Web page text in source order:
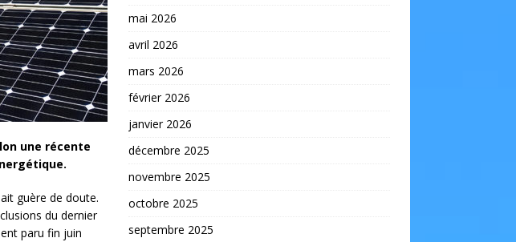
une récente
guère de doute.
du dernier
paru fin juin
mai 2026
avril 2026
mars 2026
février 2026
janvier 2026
décembre 2025
novembre 2025
octobre 2025
septembre 2025